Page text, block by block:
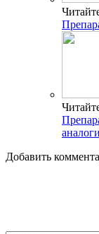
Добавить